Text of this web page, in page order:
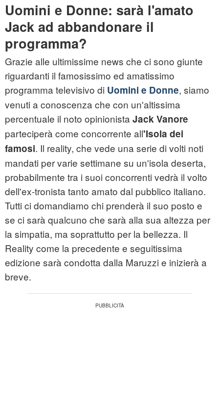
Uomini e Donne: sarà l'amato
Jack ad abbandonare il
programma?
Grazie alle ultimissime news che ci sono giunte
riguardanti il famosissimo ed amatissimo
programma televisivo di Uomini e Donne, siamo
venuti a conoscenza che con un'altissima
percentuale il noto opinionista Jack Vanore
parteciperà come concorrente all'Isola dei
famosi. Il reality, che vede una serie di volti noti
mandati per varie settimane su un'isola deserta,
probabilmente tra i suoi concorrenti vedrà il volto
dell'ex-tronista tanto amato dal pubblico italiano.
Tutti ci domandiamo chi prenderà il suo posto e
se ci sarà qualcuno che sarà alla sua altezza per
la simpatia, ma soprattutto per la bellezza. Il
Reality come la precedente e seguitissima
edizione sarà condotta dalla Maruzzi e inizierà a
breve.